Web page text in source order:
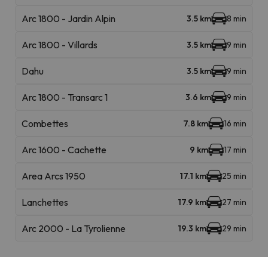
Arc 1800 - Jardin Alpin 3.5 km 8 min
Arc 1800 - Villards 3.5 km 9 min
Dahu 3.5 km 9 min
Arc 1800 - Transarc 1 3.6 km 9 min
Combettes 7.8 km 16 min
Arc 1600 - Cachette 9 km 17 min
Area Arcs 1950 17.1 km 25 min
Lanchettes 17.9 km 27 min
Arc 2000 - La Tyrolienne 19.3 km 29 min